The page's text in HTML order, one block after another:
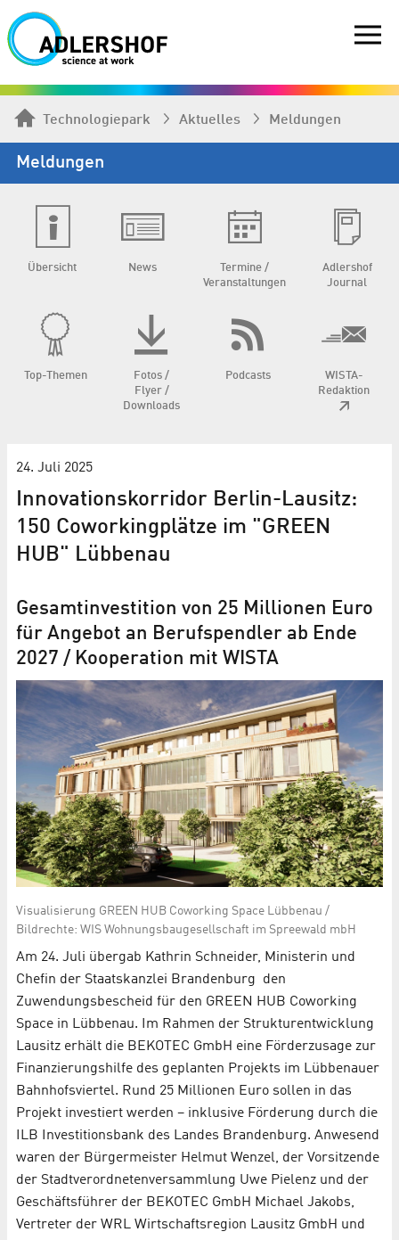
Technologiepark Aktuelles Meldungen
Meldungen
Übersicht News
Termine /
Veranstaltungen
Adlershof
Journal
Top-Themen
Fotos /
Flyer /
Downloads
Podcasts
WISTA-
Redaktion
24. Juli 2025
Innovationskorridor Berlin-Lausitz:
150 Coworkingplätze im "GREEN
HUB" Lübbenau
Gesamtinvestition von 25 Millionen Euro
für Angebot an Berufspendler ab Ende
2027 / Kooperation mit WISTA
Visualisierung GREEN HUB Coworking Space Lübbenau /
Bildrechte: WIS Wohnungsbaugesellschaft im Spreewald mbH
Am 24. Juli übergab Kathrin Schneider, Ministerin und
Chefin der Staatskanzlei Brandenburg den
Zuwendungsbescheid für den GREEN HUB Coworking
Space in Lübbenau. Im Rahmen der Strukturentwicklung
Lausitz erhält die BEKOTEC GmbH eine Förderzusage zur
Finanzierungshilfe des geplanten Projekts im Lübbenauer
Bahnhofsviertel. Rund 25 Millionen Euro sollen in das
Projekt investiert werden – inklusive Förderung durch die
ILB Investitionsbank des Landes Brandenburg. Anwesend
waren der Bürgermeister Helmut Wenzel, der Vorsitzende
der Stadtverordnetenversammlung Uwe Pielenz und der
Geschäftsführer der BEKOTEC GmbH Michael Jakobs,
Vertreter der WRL Wirtschaftsregion Lausitz GmbH und